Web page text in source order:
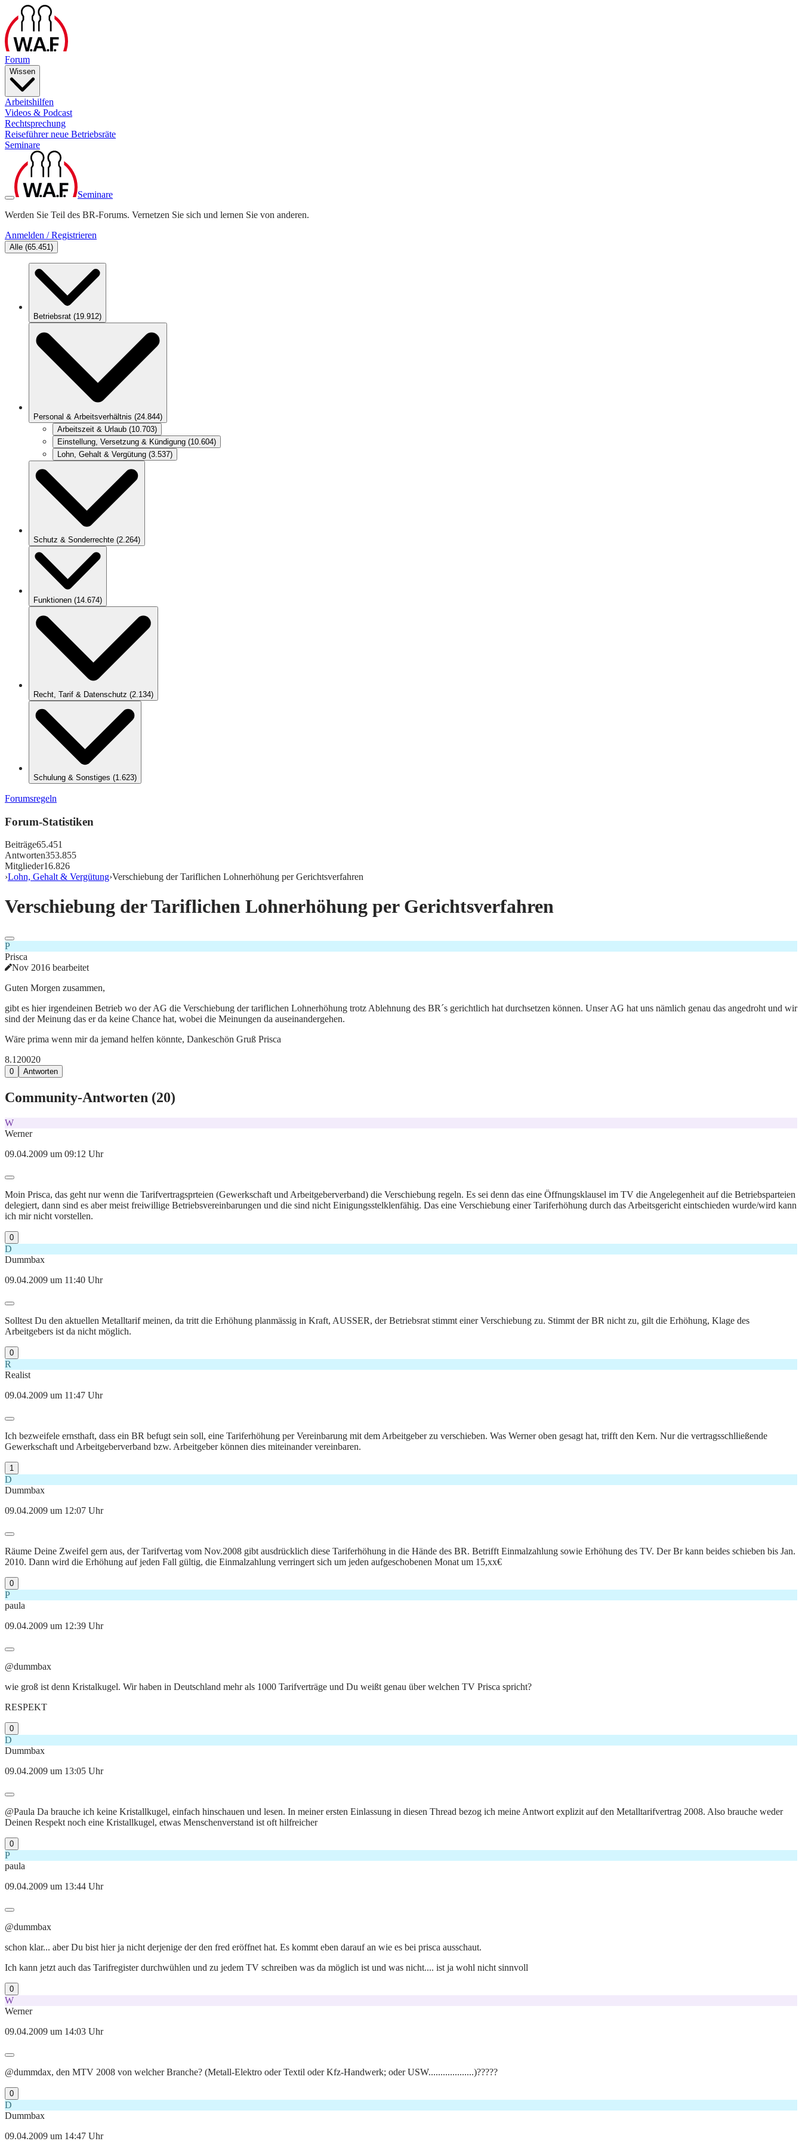
Forum
Wissen
Arbeitshilfen
Videos & Podcast
Rechtsprechung
Reiseführer neue Betriebsräte
Seminare
Seminare
Werden Sie Teil des BR-Forums. Vernetzen Sie sich und lernen Sie von anderen.
Anmelden / Registrieren
Alle (65.451)
Betriebsrat (19.912)
Personal & Arbeitsverhältnis (24.844)
Arbeitszeit & Urlaub (10.703)
Einstellung, Versetzung & Kündigung (10.604)
Lohn, Gehalt & Vergütung (3.537)
Schutz & Sonderrechte (2.264)
Funktionen (14.674)
Recht, Tarif & Datenschutz (2.134)
Schulung & Sonstiges (1.623)
Forumsregeln
Forum-Statistiken
Beiträge65.451
Antworten353.855
Mitglieder16.826
›Lohn, Gehalt & Vergütung›Verschiebung der Tariflichen Lohnerhöhung per Gerichtsverfahren
Verschiebung der Tariflichen Lohnerhöhung per Gerichtsverfahren
P
Prisca
Nov 2016 bearbeitet
Guten Morgen zusammen,
gibt es hier irgendeinen Betrieb wo der AG die Verschiebung der tariflichen Lohnerhöhung trotz Ablehnung des BR´s gerichtlich hat durchsetzen können. Unser AG hat uns nämlich genau das angedroht und wir
sind der Meinung das er da keine Chance hat, wobei die Meinungen da auseinandergehen.
Wäre prima wenn mir da jemand helfen könnte, Dankeschön Gruß Prisca
8.120020
0 Antworten
Community-Antworten (20)
W
Werner
09.04.2009 um 09:12 Uhr
Moin Prisca, das geht nur wenn die Tarifvertragsprteien (Gewerkschaft und Arbeitgeberverband) die Verschiebung regeln. Es sei denn das eine Öffnungsklausel im TV die Angelegenheit auf die Betriebsparteien
delegiert, dann sind es aber meist freiwillige Betriebsvereinbarungen und die sind nicht Einigungsstelklenfähig. Das eine Verschiebung einer Tariferhöhung durch das Arbeitsgericht eintschieden wurde/wird kann
ich mir nicht vorstellen.
0
D
Dummbax
09.04.2009 um 11:40 Uhr
Solltest Du den aktuellen Metalltarif meinen, da tritt die Erhöhung planmässig in Kraft, AUSSER, der Betriebsrat stimmt einer Verschiebung zu. Stimmt der BR nicht zu, gilt die Erhöhung, Klage des
Arbeitgebers ist da nicht möglich.
0
R
Realist
09.04.2009 um 11:47 Uhr
Ich bezweifele ernsthaft, dass ein BR befugt sein soll, eine Tariferhöhung per Vereinbarung mit dem Arbeitgeber zu verschieben. Was Werner oben gesagt hat, trifft den Kern. Nur die vertragsschlließende
Gewerkschaft und Arbeitgeberverband bzw. Arbeitgeber können dies miteinander vereinbaren.
1
D
Dummbax
09.04.2009 um 12:07 Uhr
Räume Deine Zweifel gern aus, der Tarifvertag vom Nov.2008 gibt ausdrücklich diese Tariferhöhung in die Hände des BR. Betrifft Einmalzahlung sowie Erhöhung des TV. Der Br kann beides schieben bis Jan.
2010. Dann wird die Erhöhung auf jeden Fall gültig, die Einmalzahlung verringert sich um jeden aufgeschobenen Monat um 15,xx€
0
P
paula
09.04.2009 um 12:39 Uhr
@dummbax
wie groß ist denn Kristalkugel. Wir haben in Deutschland mehr als 1000 Tarifverträge und Du weißt genau über welchen TV Prisca spricht?
RESPEKT
0
D
Dummbax
09.04.2009 um 13:05 Uhr
@Paula Da brauche ich keine Kristallkugel, einfach hinschauen und lesen. In meiner ersten Einlassung in diesen Thread bezog ich meine Antwort explizit auf den Metalltarifvertrag 2008. Also brauche weder
Deinen Respekt noch eine Kristallkugel, etwas Menschenverstand ist oft hilfreicher
0
P
paula
09.04.2009 um 13:44 Uhr
@dummbax
schon klar... aber Du bist hier ja nicht derjenige der den fred eröffnet hat. Es kommt eben darauf an wie es bei prisca ausschaut.
Ich kann jetzt auch das Tarifregister durchwühlen und zu jedem TV schreiben was da möglich ist und was nicht.... ist ja wohl nicht sinnvoll
0
W
Werner
09.04.2009 um 14:03 Uhr
@dummdax, den MTV 2008 von welcher Branche? (Metall-Elektro oder Textil oder Kfz-Handwerk; oder USW...................)?????
0
D
Dummbax
09.04.2009 um 14:47 Uhr